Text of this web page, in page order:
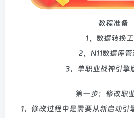
教程准备
1、数据转换
2、N11数据库
3、单职业战神引擎
第一步：修改职
1、修改过程中是需要从新启动引